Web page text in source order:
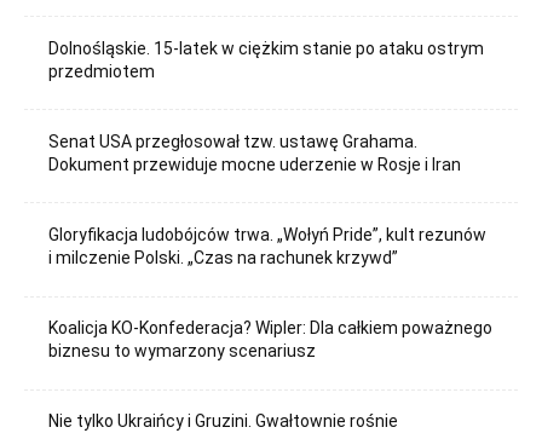
Dolnośląskie. 15-latek w ciężkim stanie po ataku ostrym
przedmiotem
Senat USA przegłosował tzw. ustawę Grahama.
Dokument przewiduje mocne uderzenie w Rosje i Iran
Gloryfikacja ludobójców trwa. „Wołyń Pride”, kult rezunów
i milczenie Polski. „Czas na rachunek krzywd”
Koalicja KO-Konfederacja? Wipler: Dla całkiem poważnego
biznesu to wymarzony scenariusz
Nie tylko Ukraińcy i Gruzini. Gwałtownie rośnie